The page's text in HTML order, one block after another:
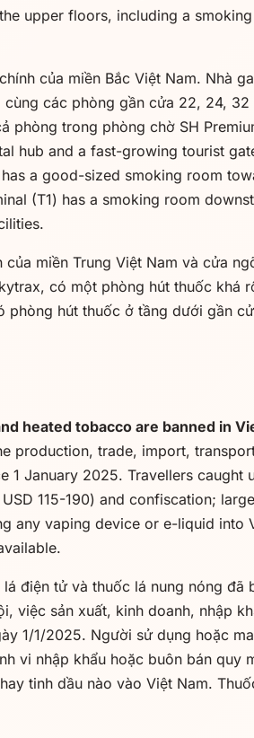
upper floors, including a
của miền Bắc Việt Nam. Nhà
các phòng gần cửa 22, 24,
phòng trong phòng chờ SH
hub and a fast-growing tourist
a good-sized smoking room
(T1) has a smoking room
miền Trung Việt Nam và cửa
có một phòng hút thuốc khá
phòng hút thuốc ở tầng dưới gần
heated tobacco are banned in
production, trade, import,
1 January 2025. Travellers caught
115-190) and confiscation;
any vaping device or e-liquid into
điện tử và thuốc lá nung nóng đã
việc sản xuất, kinh doanh, nhập
1/1/2025. Người sử dụng hoặc
vi nhập khẩu hoặc buôn bán quy
tinh dầu nào vào Việt Nam.